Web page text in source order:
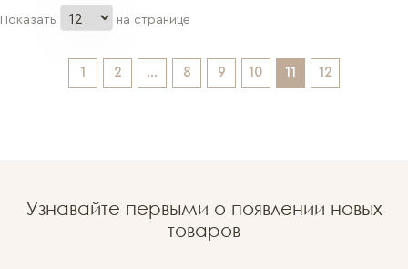
Показать на странице
1 2 ... 8 9 10 11 12
Узнавайте первыми о появлении новых
товаров